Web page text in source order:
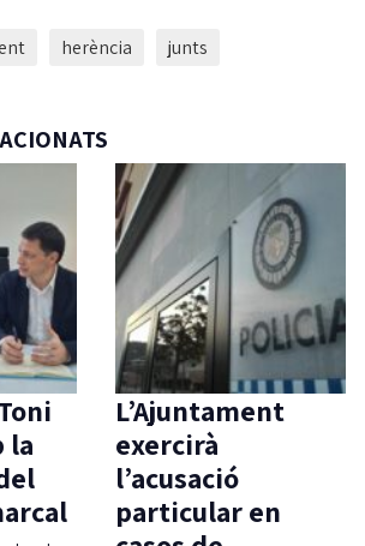
herència junts
la
L’Ajuntament
exercirà
l’acusació
particular en